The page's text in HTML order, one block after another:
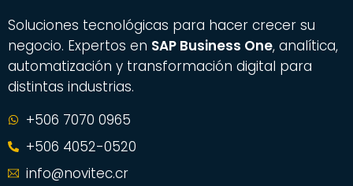
Soluciones tecnológicas para hacer crecer su
negocio. Expertos en SAP Business One, analítica,
automatización y transformación digital para
distintas industrias.
+506 7070 0965
+506 4052-0520
info@novitec.cr